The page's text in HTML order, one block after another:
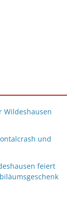
Wildeshausen
und
feiert